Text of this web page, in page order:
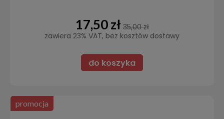
17,50 zł 35,00 zł
zawiera 23% VAT, bez kosztów dostawy
do koszyka
promocja